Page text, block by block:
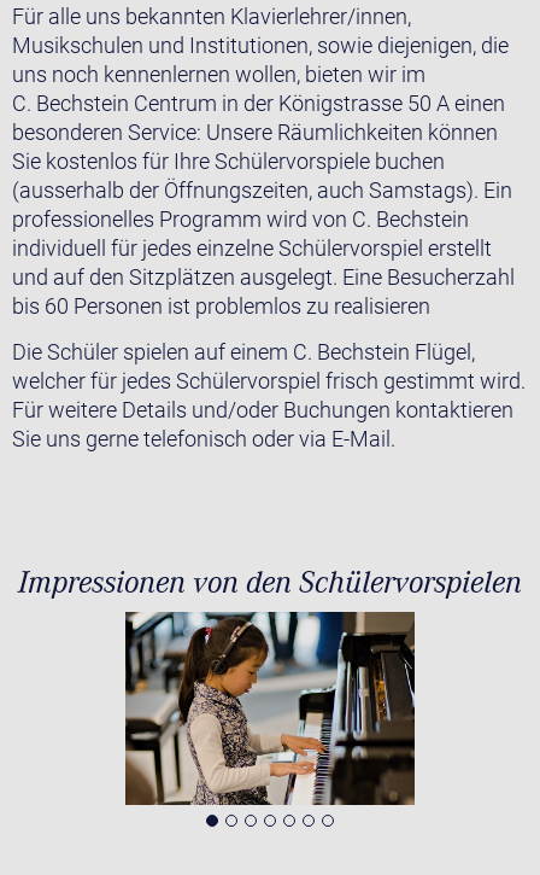
Für alle uns bekannten Klavierlehrer/innen,
Musikschulen und Institutionen, sowie diejenigen, die
uns noch kennenlernen wollen, bieten wir im
C. Bechstein Centrum in der Königstrasse 50 A einen
besonderen Service: Unsere Räumlichkeiten können
Sie kostenlos für Ihre Schülervorspiele buchen
(ausserhalb der Öffnungszeiten, auch Samstags). Ein
professionelles Programm wird von C. Bechstein
individuell für jedes einzelne Schülervorspiel erstellt
und auf den Sitzplätzen ausgelegt. Eine Besucherzahl
bis 60 Personen ist problemlos zu realisieren
Die Schüler spielen auf einem C. Bechstein Flügel,
welcher für jedes Schülervorspiel frisch gestimmt wird.
Für weitere Details und/oder Buchungen kontaktieren
Sie uns gerne telefonisch oder via E-Mail.
Impressionen von den Schülervorspielen